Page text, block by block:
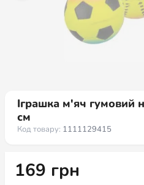
Іграшка м'яч гумовий
см
Код товару: 1111129415
169 грн